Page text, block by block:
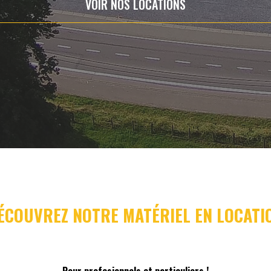
VOIR NOS LOCATIONS
NOTRE MATÉRIEL EN